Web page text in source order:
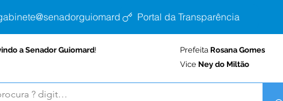
Portal da Transparência
a Senador Guiomard! Prefeita Rosana Gomes
Vice Ney do Miltão